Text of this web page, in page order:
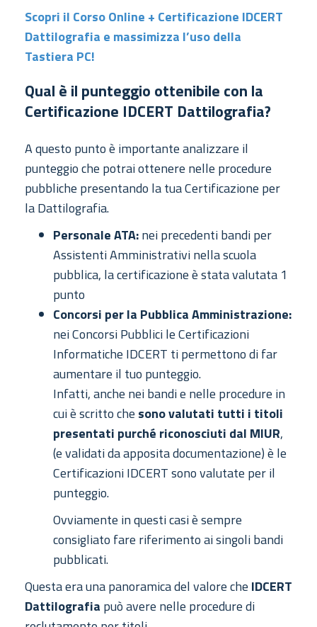
Scopri il Corso Online + Certificazione IDCERT
Dattilografia e massimizza l’uso della
Tastiera PC!
Qual è il punteggio ottenibile con la
Certificazione IDCERT Dattilografia?
A questo punto è importante analizzare il
punteggio che potrai ottenere nelle procedure
pubbliche presentando la tua Certificazione per
la Dattilografia.
Personale ATA:nei precedenti bandi per
Assistenti Amministrativi nella scuola
pubblica, la certificazione è stata valutata 1
punto
Concorsi per la Pubblica Amministrazione:
nei Concorsi Pubblici le Certificazioni
Informatiche IDCERT ti permettono di far
aumentare il tuo punteggio.
Infatti, anche nei bandi e nelle procedure in
cui è scritto che sono valutati tutti i titoli
presentati purché riconosciuti dal MIUR,
(e validati da apposita documentazione) è le
Certificazioni IDCERT sono valutate per il
punteggio.
Ovviamente in questi casi è sempre
consigliato fare riferimento ai singoli bandi
pubblicati.
Questa era una panoramica del valore che IDCERT
Dattilografia può avere nelle procedure di